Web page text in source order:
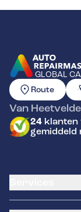
GLOBAL
GA NAAR DE
Route
Van
24 klanten
gemiddeld